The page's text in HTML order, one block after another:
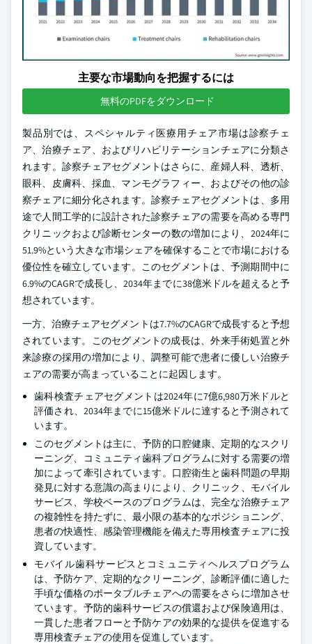
主要な市場動向を把握するには
無料のPDFをダウンロード
製品別では、スペシャルティ医療用チェア市場は診察チェ
ア、治療チェア、およびリハビリテーションチェアに分類さ
れます。診察チェアセグメントはさらに、産婦人科、透析、
眼科、皮膚科、採血、マンモグラフィー、およびその他の診
察チェアに細分化されます。診察チェアセグメントは、多用
途で人間工学的に設計された診察チェアの需要を高める専門
クリニックおよび診断センターの数の増加により、2024年に
51.9%という大きな市場シェアを確保することで市場における
優位性を確立しています。このセグメントは、予測期間中に
6.9%のCAGRで成長し、2034年までに38億米ドルを超えると予
想されています。
一方、治療チェアセグメントは7.7%のCAGRで成長すると予想
されています。このセグメントの成長は、外来手術処置と外
来診療の採用の増加により、調整可能で患者に優しい治療チ
ェアの需要が高まっていることに起因します。
歯科検査チェアセグメントは2024年に7億6,980万米ドルと
評価され、2034年までに15億米ドルに達すると予測されて
います。
このセグメントは主に、予防的口腔健康、定期的なスクリ
ーニング、コミュニティ歯科プログラムに対する需要の増
加によって牽引されています。口腔衛生と歯科問題の早期
発見に対する意識の高まりにより、クリニック、モバイル
サービス、学校ベースのプログラムは、完全な治療チェア
の複雑性を持たずに、最小限の基本的なポジショニング、
患者の快適性、感染管理機能を備えた専用検査チェアに投
資しています。
モバイル歯科サービスとコミュニティヘルスプログラム
は、予防ケア、定期的なクリーニング、診断評価に適した
手頃な価格のポータブルチェアへの需要をさらに増加させ
ています。予防的歯科サービスの償還および保険適用は、
一貫した患者フローと予防ケアの効果的な提供を促進する
専用検査チェアの使用を促進しています。